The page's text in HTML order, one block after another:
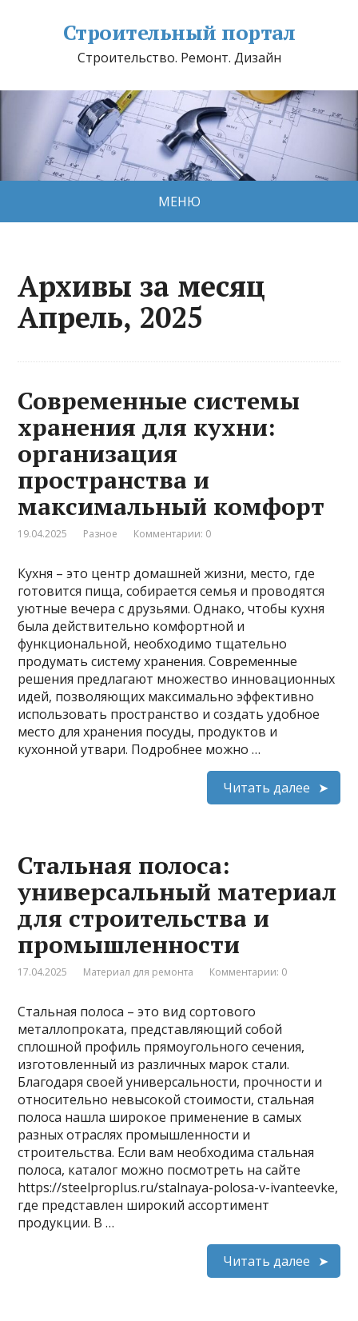
Строительный портал
Строительство. Ремонт. Дизайн
МЕНЮ
Архивы за месяц
Апрель, 2025
Современные системы
хранения для кухни:
организация
пространства и
максимальный комфорт
19.04.2025 Разное Комментарии: 0
Кухня – это центр домашней жизни, место, где
готовится пища, собирается семья и проводятся
уютные вечера с друзьями. Однако, чтобы кухня
была действительно комфортной и
функциональной, необходимо тщательно
продумать систему хранения. Современные
решения предлагают множество инновационных
идей, позволяющих максимально эффективно
использовать пространство и создать удобное
место для хранения посуды, продуктов и
кухонной утвари. Подробнее можно …
Читать далее
Стальная полоса:
универсальный материал
для строительства и
промышленности
17.04.2025 Материал для ремонта Комментарии: 0
Стальная полоса – это вид сортового
металлопроката, представляющий собой
сплошной профиль прямоугольного сечения,
изготовленный из различных марок стали.
Благодаря своей универсальности, прочности и
относительно невысокой стоимости, стальная
полоса нашла широкое применение в самых
разных отраслях промышленности и
строительства. Если вам необходима стальная
полоса, каталог можно посмотреть на сайте
https://steelproplus.ru/stalnaya-polosa-v-ivanteevke,
где представлен широкий ассортимент
продукции. В …
Читать далее